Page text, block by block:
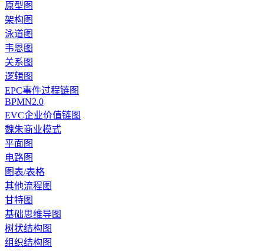
原型图
架构图
泳道图
韦恩图
关系图
逻辑图
EPC事件过程链图
BPMN2.0
EVC企业价值链图
魏朱商业模式
平面图
电路图
图表/表格
其他流程图
甘特图
基础思维导图
树状结构图
组织结构图